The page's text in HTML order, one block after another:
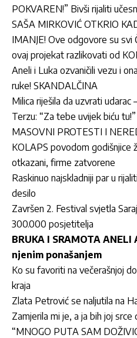
POKVAREN!” Bivši rijaliti
SAŠA MIRKOVIĆ OTKRIO
IMANJE! Ove odgovore su svi
ovaj projekat razlikovati od
Aneli i Luka ozvaničili vezu i
ruke! SKANDALČINA
Milica riješila da uzvrati
Terzu: “Za tebe uvijek biću
MASOVNI PROTESTI I
KOLAPS povodom godišnjice
otkazani, firme zatvorene
Raskinuo najskladniji par u
desilo
Završen 2. Festival svjetla
300.000 posjetitelja
BRUKA I SRAMOTA
njenim ponašanjem
Ko su favoriti na večerašnjoj
kraja
Zlata Petrović se naljutila na
Zamjerila mi je, a ja bih joj srce
“MNOGO PUTA SAM